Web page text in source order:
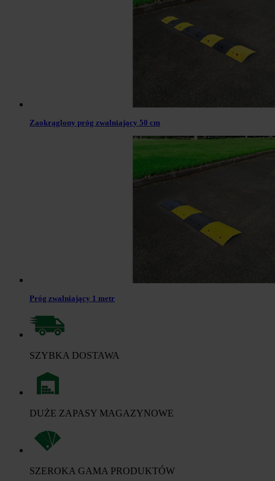
Zaokrąglony próg zwalniający 50 cm
Próg zwalniający 1 metr
SZYBKA DOSTAWA
DUŻE ZAPASY MAGAZYNOWE
SZEROKA GAMA PRODUKTÓW